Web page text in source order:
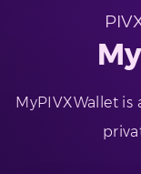
MyPIVXWallet